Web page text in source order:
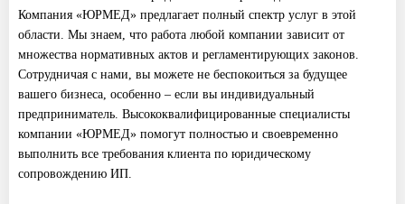
Компания «ЮРМЕД» предлагает полный спектр услуг в этой
области. Мы знаем, что работа любой компании зависит от
множества нормативных актов и регламентирующих законов.
Сотрудничая с нами, вы можете не беспокоиться за будущее
вашего бизнеса, особенно – если вы индивидуальный
предприниматель. Высококвалифицированные специалисты
компании «ЮРМЕД» помогут полностью и своевременно
выполнить все требования клиента по юридическому
сопровождению ИП.